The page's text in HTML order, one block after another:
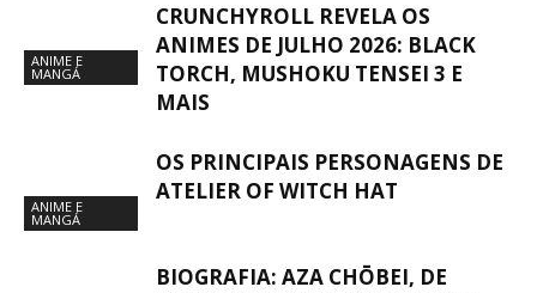
ANIME E
MANGÁ
CRUNCHYROLL REVELA OS
ANIMES DE JULHO 2026: BLACK
TORCH, MUSHOKU TENSEI 3 E
MAIS
ANIME E
MANGÁ
OS PRINCIPAIS PERSONAGENS DE
ATELIER OF WITCH HAT
BIOGRAFIA: AZA CHŌBEI, DE